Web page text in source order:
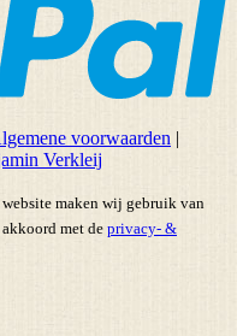
voorwaarden |
Verkleij
maken wij gebruik van
met de privacy- &